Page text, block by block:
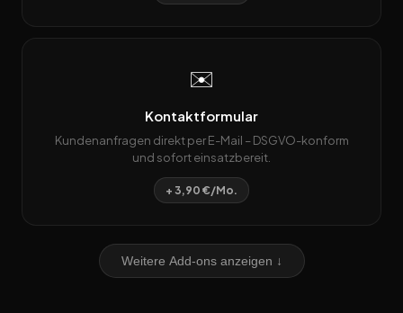
✉️
Kontaktformular
Kundenanfragen direkt per E-Mail – DSGVO-konform
und sofort einsatzbereit.
+ 3,90 €/Mo.
Weitere Add-ons anzeigen ↓